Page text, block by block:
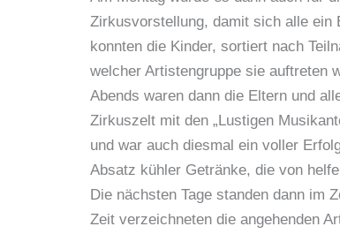
Zirkusvorstellung, damit sich alle ein
konnten die Kinder, sortiert nach
welcher Artistengruppe sie auftreten
Abends waren dann die Eltern und
Zirkuszelt mit den „Lustigen
und war auch diesmal ein voller
Absatz kühler Getränke, die von
Die nächsten Tage standen dann im
Zeit verzeichneten die angehenden